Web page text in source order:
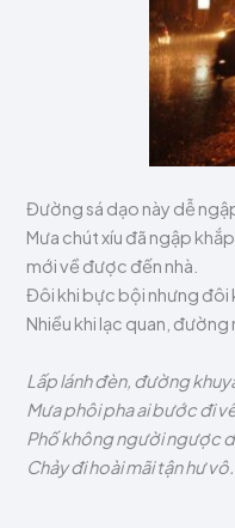
Đường sá dạo này dễ
Mưa chút xíu đã ngập
mới về được đến nhà.
Đôi khi bực bội nhưng đôi
Nhiều khi lạc quan,
Lấp lánh đèn, đường
Mưa phôi pha ai bước đi
Phố không người ngược
Chảy đi hoài mãi tận hư vô.